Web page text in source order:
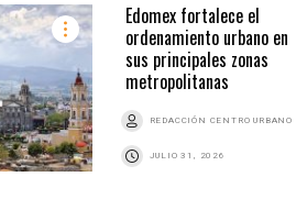
Edomex fortalece el
ordenamiento urbano en
sus principales zonas
metropolitanas
REDACCIÓN CENTRO URBANO
JULIO 31, 2026